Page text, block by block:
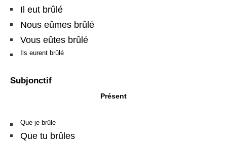
Il eut brûlé
Nous eûmes brûlé
Vous eûtes brûlé
Ils eurent brûlé
Subjonctif
Présent
Que je brûle
Que tu brûles